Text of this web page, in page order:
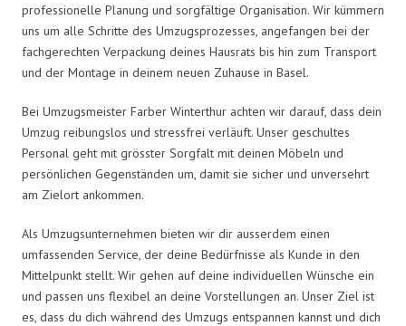
professionelle Planung und sorgfältige Organisation. Wir kümmern
uns um alle Schritte des Umzugsprozesses, angefangen bei der
fachgerechten Verpackung deines Hausrats bis hin zum Transport
und der Montage in deinem neuen Zuhause in Basel.
Bei Umzugsmeister Farber Winterthur achten wir darauf, dass dein
Umzug reibungslos und stressfrei verläuft. Unser geschultes
Personal geht mit grösster Sorgfalt mit deinen Möbeln und
persönlichen Gegenständen um, damit sie sicher und unversehrt
am Zielort ankommen.
Als Umzugsunternehmen bieten wir dir ausserdem einen
umfassenden Service, der deine Bedürfnisse als Kunde in den
Mittelpunkt stellt. Wir gehen auf deine individuellen Wünsche ein
und passen uns flexibel an deine Vorstellungen an. Unser Ziel ist
es, dass du dich während des Umzugs entspannen kannst und dich